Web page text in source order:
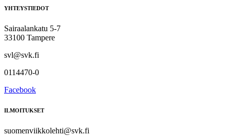
YHTEYSTIEDOT
Sairaalankatu 5-7
33100 Tampere
svl@svk.fi
0114470-0
Facebook
ILMOITUKSET
suomenviikkolehti@svk.fi